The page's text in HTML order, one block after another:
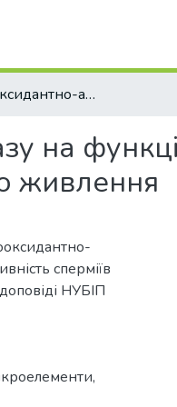
Вплив прооксидантно-антиоксидантного гомеостазу на функціональну активність сперміїв кнурів за корекції мінерального живлення
на
живлення
сперміїв
НУБІП
,